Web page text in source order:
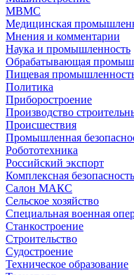
МВМС
Медицинская
Мнения и комментарии
Наука и промышленность
Обрабатывающая
Пищевая
Политика
Приборостроение
Производство
Происшествия
Промышленная
Робототехника
Российский экспорт
Комплексная безопасность
Салон МАКС
Сельское хозяйство
Специальная военная
Станкостроение
Строительство
Судостроение
Техническое образование